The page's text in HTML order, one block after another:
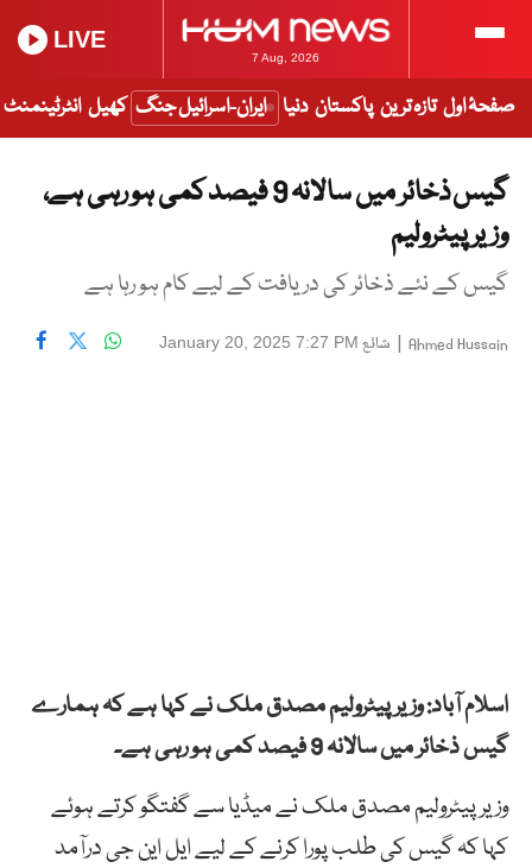
7 Aug, 2026
LIVE
صفحۂ اول تازہ ترین پاکستان دنیا ایران-اسرائیل جنگ کھیل انٹرٹینمنٹ
گیس ذخائر میں سالانہ 9 فیصد کمی ہو رہی ہے،
وزیر پیٹرولیم
گیس کے نئے ذخائر کی دریافت کے لیے کام ہو رہا ہے
Ahmed Hussain
| شائع January 20, 2025 7:27 PM
اسلام آباد: وزیر پیٹرولیم مصدق ملک نے کہا ہے کہ ہمارے
گیس ذخائر میں سالانہ 9 فیصد کمی ہو رہی ہے۔
وزیر پیٹرولیم مصدق ملک نے میڈیا سے گفتگو کرتے ہوئے
کہا کہ گیس کی طلب پورا کرنے کے لیے ایل این جی درآمد